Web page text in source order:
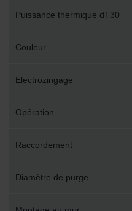
Puissance thermique dT30
Couleur
Electrozingage
Opération
Raccordement
Diamètre de purge